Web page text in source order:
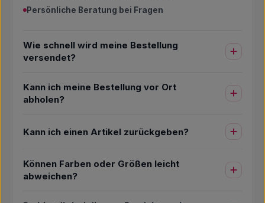
Persönliche Beratung bei Fragen
Wie schnell wird meine Bestellung
versendet?
Kann ich meine Bestellung vor Ort
abholen?
Kann ich einen Artikel zurückgeben?
Können Farben oder Größen leicht
abweichen?